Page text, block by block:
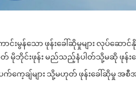
င်းမွန်သော ဖုန်းခေါ်ဆိုမှုများ လုပ်ဆော
ဟုတ် မိုဘိုင်းဖုန်း မည်သည့်နံပါတ်သို့မဆို ဖုန်းခ
ပက်ကေ့ချ်များ သို့မဟုတ် ဖုန်းခေါ်ဆိုမှု